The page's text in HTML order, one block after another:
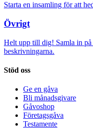
Starta en insamling för att
Övrigt
Helt upp till dig! Samla in på
beskrivningarna.
Stöd oss
Ge en gåva
Bli månadsgivare
Gåvoshop
Företagsgåva
Testamente